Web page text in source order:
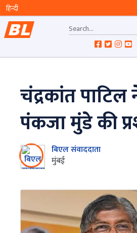
चंद्रकांत पाटिल
पंकजा मुंडे की
बिएल संवाददाता
मुंबई